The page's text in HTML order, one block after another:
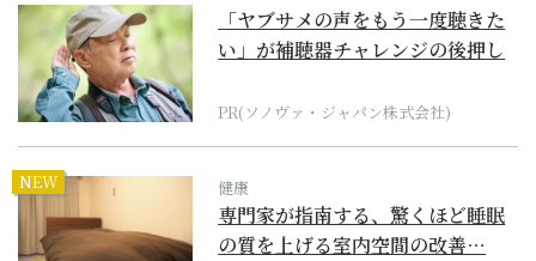
「ヤブサメの声をもう一度聴きた
い」が補聴器チャレンジの後押し
PR(ソノヴァ・ジャパン株式会社)
NEW 健康
専門家が指南する、驚くほど睡眠
の質を上げる室内空間の改善…